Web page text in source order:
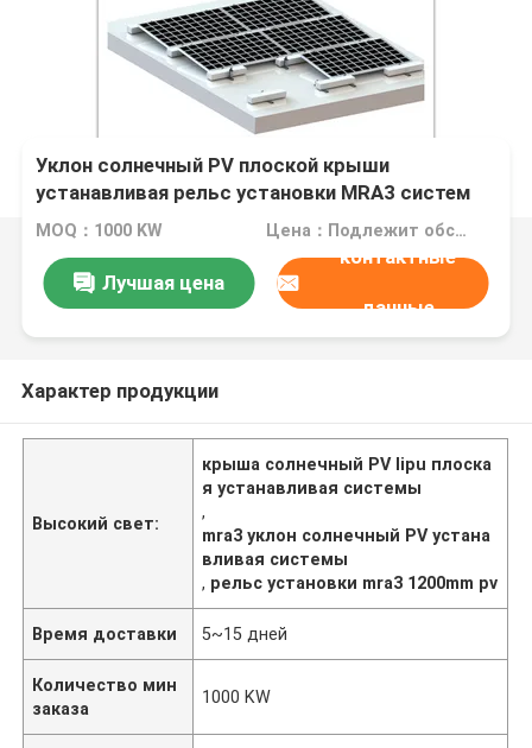
Уклон солнечный PV плоской крыши
устанавливая рельс установки MRA3 систем
1200mm PV
MOQ：1000 KW Цена：Подлежит обсуждению
Лучшая цена
контактные
данные
Характер продукции
Высокий свет:
крыша солнечный PV lipu плоска
я устанавливая системы
,
mra3 уклон солнечный PV устана
вливая системы
, рельс установки mra3 1200mm pv
Время доставки 5~15 дней
Количество мин
заказа
1000 KW